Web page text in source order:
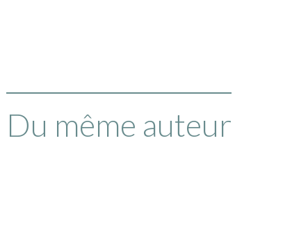
Du même auteur